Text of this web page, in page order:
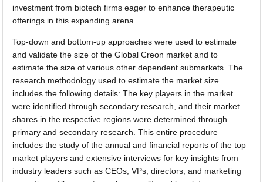
investment from biotech firms eager to enhance therapeutic
offerings in this expanding arena.
Top-down and bottom-up approaches were used to estimate
and validate the size of the Global Creon market and to
estimate the size of various other dependent submarkets. The
research methodology used to estimate the market size
includes the following details: The key players in the market
were identified through secondary research, and their market
shares in the respective regions were determined through
primary and secondary research. This entire procedure
includes the study of the annual and financial reports of the top
market players and extensive interviews for key insights from
industry leaders such as CEOs, VPs, directors, and marketing